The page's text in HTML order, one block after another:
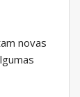
novas